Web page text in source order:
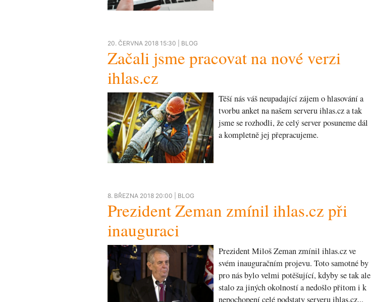
20. ČERVNA 2018 15:30 | BLOG
Začali jsme pracovat na nové verzi
ihlas.cz
Těší nás váš neupadající zájem o hlasování a
tvorbu anket na našem serveru ihlas.cz a tak
jsme se rozhodli, že celý server posuneme dál
a kompletně jej přepracujeme.
8. BŘEZNA 2018 20:00 | BLOG
Prezident Zeman zmínil ihlas.cz při
inauguraci
Prezident Miloš Zeman zmínil ihlas.cz ve
svém inauguračním projevu. Toto samotné by
pro nás bylo velmi potěšující, kdyby se tak ale
stalo za jiných okolností a nedošlo přitom i k
nepochopení celé podstaty serveru ihlas.cz...